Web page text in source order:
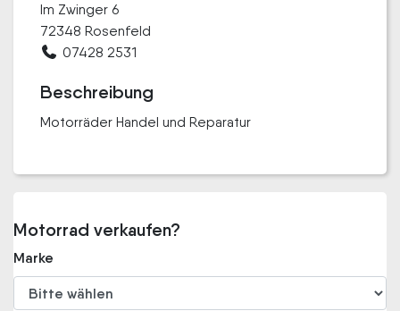
Im Zwinger 6
72348 Rosenfeld
07428 2531
Beschreibung
Motorräder Handel und Reparatur
Motorrad verkaufen?
Marke